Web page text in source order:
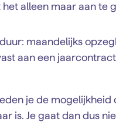
alleen maar aan te
maandelijks
aan een
je de mogelijkheid
is. Je gaat dan dus